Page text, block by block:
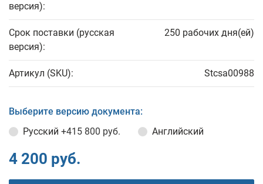
версия):
Срок поставки (русская
версия):
250 рабочих дня(ей)
Артикул (SKU): Stcsa00988
Выберите версию документа:
Русский +415 800 руб. Английский
4 200 руб.